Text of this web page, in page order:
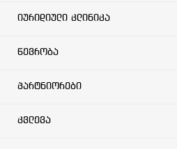
იურიდიული კლინიკა
წევრობა
პარტნიორები
კვლევა